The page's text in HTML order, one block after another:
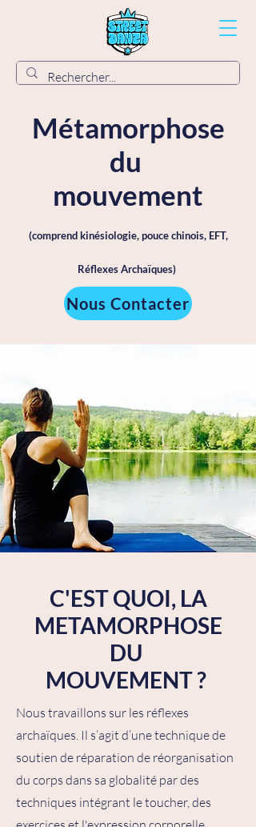
Métamorphose
du
mouvement
(comprend kinésiologie, pouce chinois, EFT,
Réflexes Archaïques)
Nous Contacter
C'EST QUOI, LA
METAMORPHOSE
DU
MOUVEMENT ?
​Nous travaillons sur les réflexes
archaïques. Il s’agit d’une technique de
soutien de réparation de réorganisation
du corps dans sa globalité par des
techniques intégrant le toucher, des